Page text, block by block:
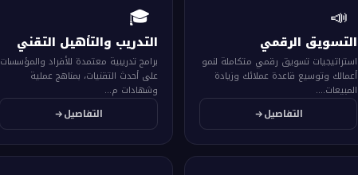
📣
التسويق الرقمي
استراتيجيات تسويق رقمي متكاملة لنمو
أعمالك وتوسيع قاعدة عملائك وزيادة
المبيعات....
التفاصيل
🎓
التدريب والتأهيل التقني
برامج تدريبية معتمدة للأفراد والمؤسسات
على أحدث التقنيات، بمناهج عملية
وشهادات م...
التفاصيل